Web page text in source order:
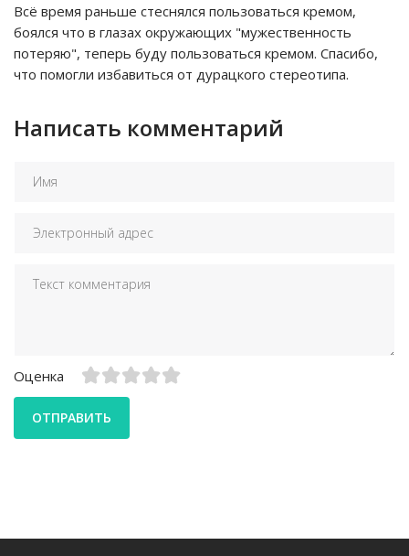
Всё время раньше стеснялся пользоваться кремом,
боялся что в глазах окружающих "мужественность
потеряю", теперь буду пользоваться кремом. Спасибо,
что помогли избавиться от дурацкого стереотипа.
Написать комментарий
Оценка
ОТПРАВИТЬ